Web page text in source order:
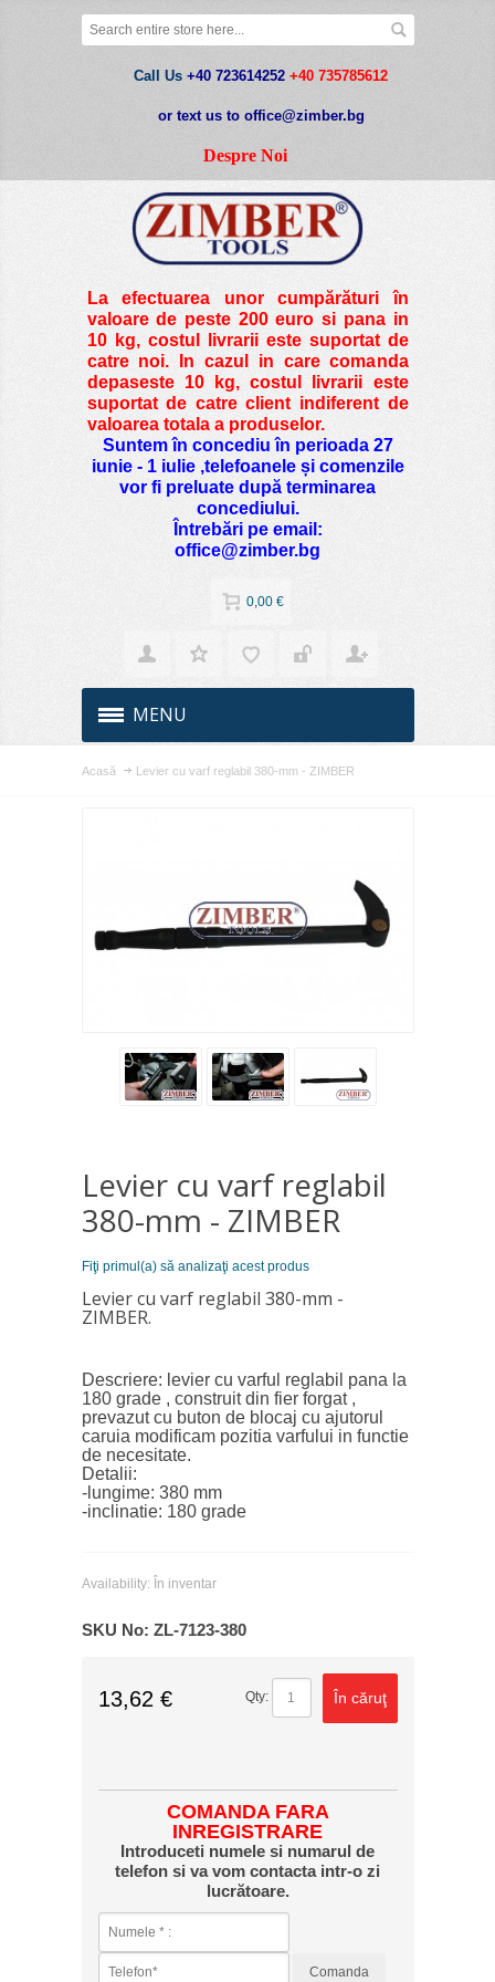
Call Us +40 723614252 +40 735785612
or text us to office@zimber.bg
Despre Noi
La efectuarea unor cumpărături în
valoare de peste200 euro si pana in
10 kg, costul livrarii este suportat de
catre noi. In cazul in care comanda
depaseste 10 kg, costul livrarii este
suportat de catre client indiferent de
valoarea totala a produselor.
Suntem în concediu în perioada 27
iunie - 1 iulie ,telefoanele și comenzile
vor fi preluate după terminarea
concediului.
Întrebări pe email:
office@zimber.bg
0,00 €
MENU
Acasă Levier cu varf reglabil 380-mm - ZIMBER
Levier cu varf reglabil
380-mm - ZIMBER
Fiţi primul(a) să analizaţi acest produs
Levier cu varf reglabil 380-mm -
ZIMBER.
Descriere: levier cu varful reglabil pana la
180 grade , construit din fier forgat ,
prevazut cu buton de blocaj cu ajutorul
caruia modificam pozitia varfului in functie
de necesitate.
Detalii:
-lungime: 380 mm
-inclinatie: 180 grade
Availability: În inventar
SKU No: ZL-7123-380
13,62 € Qty: În căruţ
COMANDA FARA
INREGISTRARE
Introduceti numele si numarul de
telefon si va vom contacta intr-o zi
lucrătoare.
Comanda